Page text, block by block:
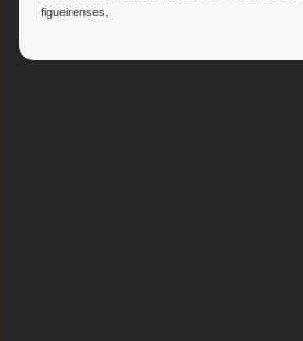
figueirenses.